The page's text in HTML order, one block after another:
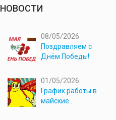
НОВОСТИ
08/05/2026
Поздравляем с
Днём Победы!
01/05/2026
График работы в
майские